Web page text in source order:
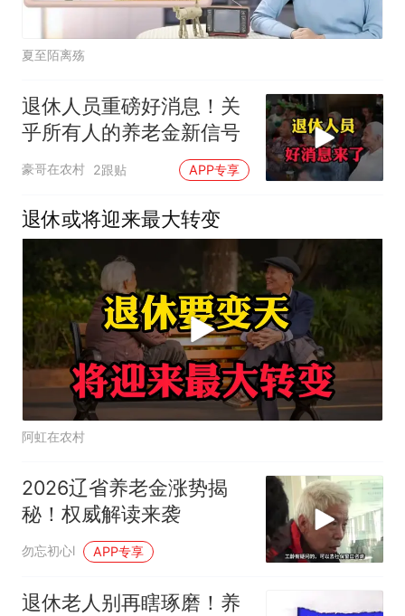
夏至陌离殇
退休人员重磅好消息！关
乎所有人的养老金新信号
豪哥在农村 2跟贴 APP专享
退休或将迎来最大转变
阿虹在农村
2026辽省养老金涨势揭
秘！权威解读来袭
勿忘初心l APP专享
退休老人别再瞎琢磨！养